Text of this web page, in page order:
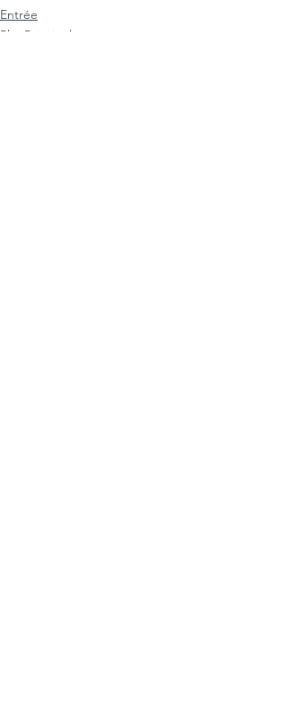
Entrée
Plat Principal